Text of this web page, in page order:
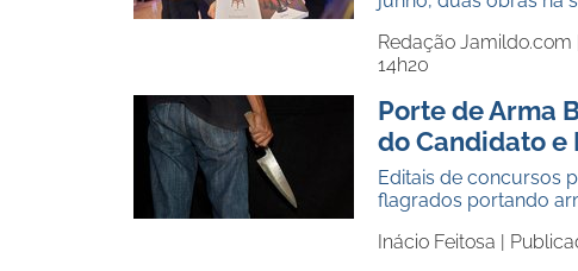
Redação Jamildo.com
14h20
Porte de Arma
do Candidato e
Editais de concursos
flagrados portando
Inácio Feitosa |